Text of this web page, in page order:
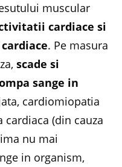
muscular
cardiace si
. Pe masura
scade si
sange in
cardiomiopatia
(din cauza
nu mai
in organism,